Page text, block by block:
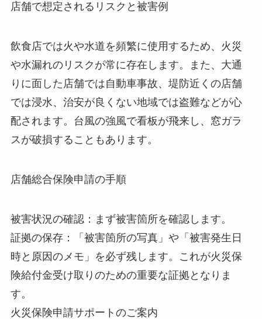
店舗で想定されるリスクと被害例
飲食店では火や水道を頻繁に使用するため、火災
や水漏れのリスクが常に存在します。また、大通
りに面した店舗では自動車事故、堤防近くの店舗
では浸水、治安が良くない地域では盗難などが心
配されます。台風の強風で看板が飛来し、窓ガラ
スが破損することもあります。
店舗総合保険申請の手順
被害状況の確認：まず被害箇所を確認します。
証拠の保存：「被害箇所の写真」や「被害発生日
時と原因のメモ」を必ず残します。これが火災保
険給付金受け取りのための重要な証拠となりま
す。
火災保険申請サポートのご案内